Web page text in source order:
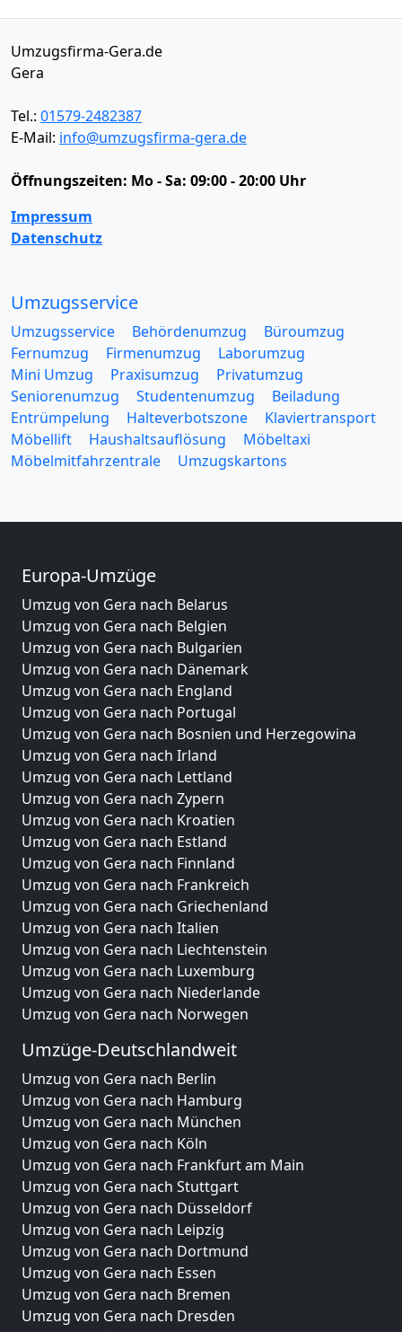
Umzugsfirma-Gera.de
Gera
Tel.: 01579-2482387
E-Mail: info@umzugsfirma-gera.de
Öffnungszeiten: Mo - Sa: 09:00 - 20:00 Uhr
Impressum
Datenschutz
Umzugsservice
Umzugsservice Behördenumzug
Büroumzug
Fernumzug
Firmenumzug
Laborumzug
Mini Umzug
Praxisumzug
Privatumzug
Seniorenumzug
Studentenumzug
Beiladung
Entrümpelung
Halteverbotszone
Klaviertransport
Möbellift
Haushaltsauflösung
Möbeltaxi
Möbelmitfahrzentrale
Umzugskartons
Europa-Umzüge
Umzug von Gera nach Belarus
Umzug von Gera nach Belgien
Umzug von Gera nach Bulgarien
Umzug von Gera nach Dänemark
Umzug von Gera nach England
Umzug von Gera nach Portugal
Umzug von Gera nach Bosnien und Herzegowina
Umzug von Gera nach Irland
Umzug von Gera nach Lettland
Umzug von Gera nach Zypern
Umzug von Gera nach Kroatien
Umzug von Gera nach Estland
Umzug von Gera nach Finnland
Umzug von Gera nach Frankreich
Umzug von Gera nach Griechenland
Umzug von Gera nach Italien
Umzug von Gera nach Liechtenstein
Umzug von Gera nach Luxemburg
Umzug von Gera nach Niederlande
Umzug von Gera nach Norwegen
Umzüge-Deutschlandweit
Umzug von Gera nach Berlin
Umzug von Gera nach Hamburg
Umzug von Gera nach München
Umzug von Gera nach Köln
Umzug von Gera nach Frankfurt am Main
Umzug von Gera nach Stuttgart
Umzug von Gera nach Düsseldorf
Umzug von Gera nach Leipzig
Umzug von Gera nach Dortmund
Umzug von Gera nach Essen
Umzug von Gera nach Bremen
Umzug von Gera nach Dresden